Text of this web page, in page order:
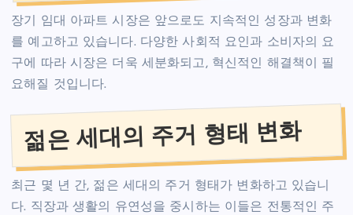
장기 임대 아파트 시장은 앞으로도 지속적인 성장과 변화
를 예고하고 있습니다. 다양한 사회적 요인과 소비자의 요
구에 따라 시장은 더욱 세분화되고, 혁신적인 해결책이 필
요해질 것입니다.
젊은 세대의 주거 형태 변화
최근 몇 년 간, 젊은 세대의 주거 형태가 변화하고 있습니
다. 직장과 생활의 유연성을 중시하는 이들은 전통적인 주